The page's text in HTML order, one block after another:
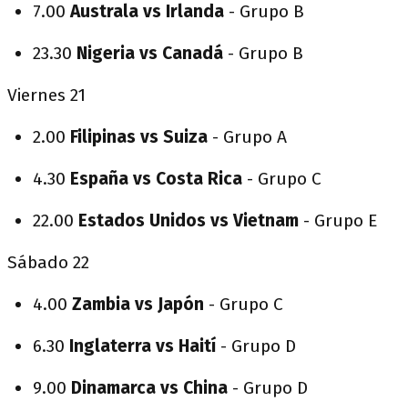
7.00Australa vs Irlanda - Grupo B
23.30 Nigeria vs Canadá - Grupo B
Viernes 21
2.00 Filipinas vs Suiza - Grupo A
4.30 España vs Costa Rica - Grupo C
22.00 Estados Unidos vs Vietnam - Grupo E
Sábado 22
4.00 Zambia vs Japón - Grupo C
6.30 Inglaterra vs Haití - Grupo D
9.00 Dinamarca vs China - Grupo D